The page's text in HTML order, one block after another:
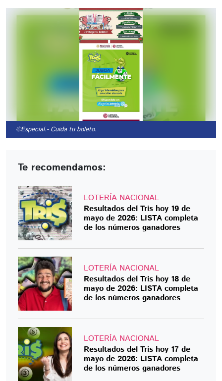
©Especial.- Cuida tu boleto.
Te recomendamos:
LOTERÍA NACIONAL
Resultados del Tris hoy 19 de
mayo de 2026: LISTA completa
de los números ganadores
LOTERÍA NACIONAL
Resultados del Tris hoy 18 de
mayo de 2026: LISTA completa
de los números ganadores
LOTERÍA NACIONAL
Resultados del Tris hoy 17 de
mayo de 2026: LISTA completa
de los números ganadores